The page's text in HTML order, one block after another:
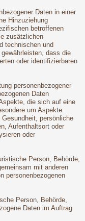
Daten in einer
Hinzuziehung
betroffenen
zusätzlichen
technischen und
dass die
oder identifizierbaren
personenbezogener
Daten
die sich auf eine
um Aspekte
persönliche
Aufenthaltsort oder
oder
Person, Behörde,
mit anderen
personenbezogenen
Person, Behörde,
Daten im Auftrag